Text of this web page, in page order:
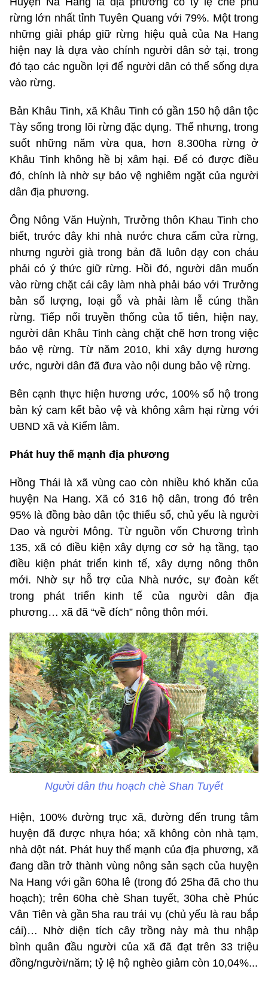
rừng lớn nhất tỉnh Tuyên Quang với 79%. Một trong
những giải pháp giữ rừng hiệu quả của Na Hang
hiện nay là dựa vào chính người dân sở tại, trong
đó tạo các nguồn lợi để người dân có thể sống dựa
vào rừng.
Bản Khâu Tinh, xã Khâu Tinh có gần 150 hộ dân tộc
Tày sống trong lõi rừng đặc dụng. Thế nhưng, trong
suốt những năm vừa qua, hơn 8.300ha rừng ở
Khâu Tinh không hề bị xâm hại. Để có được điều
đó, chính là nhờ sự bảo vệ nghiêm ngặt của người
dân địa phương.
Ông Nông Văn Huỳnh, Trưởng thôn Khau Tinh cho
biết, trước đây khi nhà nước chưa cấm cửa rừng,
nhưng người già trong bản đã luôn dạy con cháu
phải có ý thức giữ rừng. Hồi đó, người dân muốn
vào rừng chặt cái cây làm nhà phải báo với Trưởng
bản số lượng, loại gỗ và phải làm lễ cúng thần
rừng. Tiếp nối truyền thống của tổ tiên, hiện nay,
người dân Khâu Tinh càng chặt chẽ hơn trong việc
bảo vệ rừng. Từ năm 2010, khi xây dựng hương
ước, người dân đã đưa vào nội dung bảo vệ rừng.
Bên cạnh thực hiện hương ước, 100% số hộ trong
bản ký cam kết bảo vệ và không xâm hại rừng với
UBND xã và Kiểm lâm.
Phát huy thế mạnh địa phương
Hồng Thái là xã vùng cao còn nhiều khó khăn của
huyện Na Hang. Xã có 316 hộ dân, trong đó trên
95% là đồng bào dân tộc thiểu số, chủ yếu là người
Dao và người Mông. Từ nguồn vốn Chương trình
135, xã có điều kiện xây dựng cơ sở hạ tầng, tạo
điều kiện phát triển kinh tế, xây dựng nông thôn
mới. Nhờ sự hỗ trợ của Nhà nước, sự đoàn kết
trong phát triển kinh tế của người dân địa
phương… xã đã “về đích” nông thôn mới.
Người dân thu hoạch chè Shan Tuyết
Hiện, 100% đường trục xã, đường đến trung tâm
huyện đã được nhựa hóa; xã không còn nhà tạm,
nhà dột nát. Phát huy thế mạnh của địa phương, xã
đang dần trở thành vùng nông sản sạch của huyện
Na Hang với gần 60ha lê (trong đó 25ha đã cho thu
hoạch); trên 60ha chè Shan tuyết, 30ha chè Phúc
Vân Tiên và gần 5ha rau trái vụ (chủ yếu là rau bắp
cải)… Nhờ diện tích cây trồng này mà thu nhập
bình quân đầu người của xã đã đạt trên 33 triệu
đồng/người/năm; tỷ lệ hộ nghèo giảm còn 10,04%...